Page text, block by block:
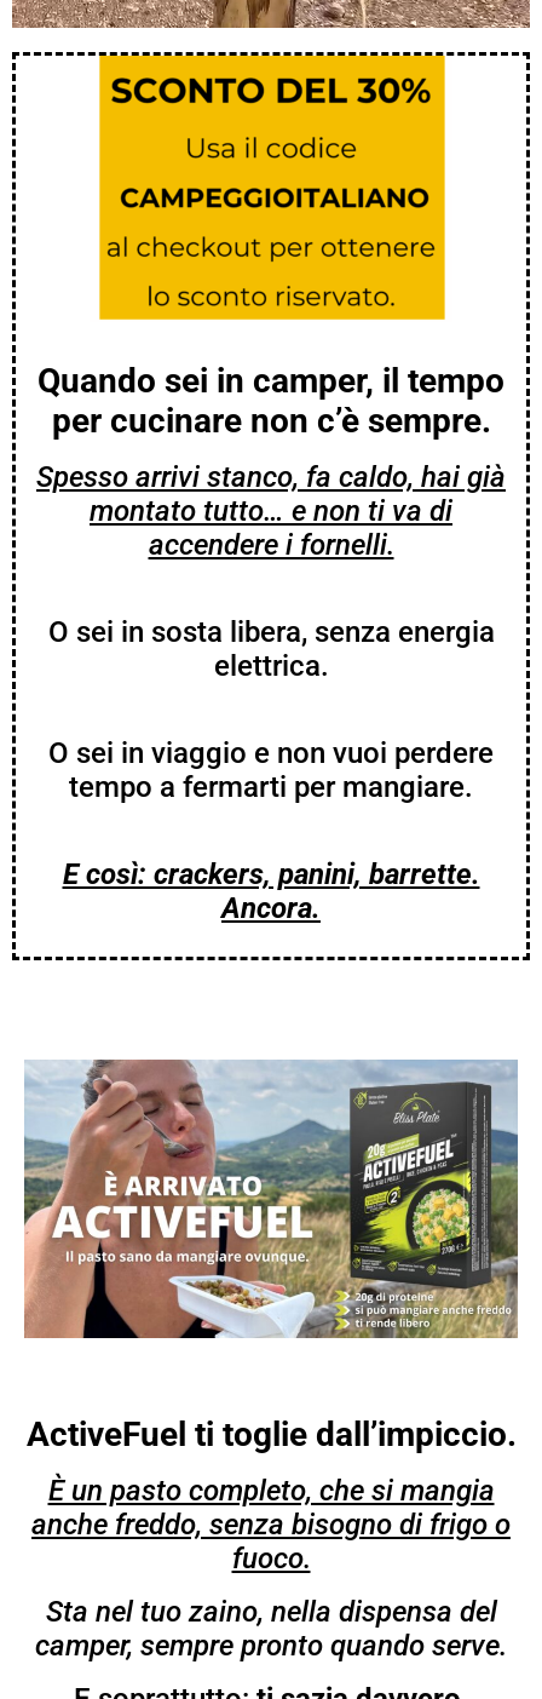
Quando sei in camper, il tempo
per cucinare non c’è sempre.
Spesso arrivi stanco, fa caldo, hai già
montato tutto… e non ti va di
accendere i fornelli.
O sei in sosta libera, senza energia
elettrica.
O sei in viaggio e non vuoi perdere
tempo a fermarti per mangiare.
E così: crackers, panini, barrette.
Ancora.
ActiveFuel ti toglie dall’impiccio.
È un pasto completo, che si mangia
anche freddo, senza bisogno di frigo o
fuoco.
Sta nel tuo zaino, nella dispensa del
camper, sempre pronto quando serve.